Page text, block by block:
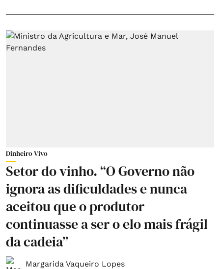
Dinheiro Vivo
Setor do vinho. “O Governo não
ignora as dificuldades e nunca
aceitou que o produtor
continuasse a ser o elo mais frágil
da cadeia”
Margarida Vaqueiro Lopes